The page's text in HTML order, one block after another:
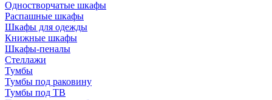
Одностворчатые шкафы
Распашные шкафы
Шкафы для одежды
Книжные шкафы
Шкафы-пеналы
Стеллажи
Тумбы
Тумбы под раковину
Тумбы под ТВ